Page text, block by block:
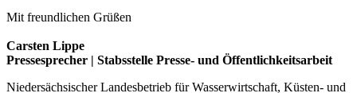
Mit freundlichen Grüßen
Carsten Lippe
Pressesprecher | Stabsstelle Presse- und Öffentlichkeitsarbeit
Niedersächsischer Landesbetrieb für Wasserwirtschaft, Küsten- und